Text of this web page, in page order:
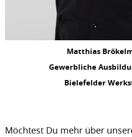
Matthias
Gewerbliche
Bielefelder
Möchtest Du mehr über